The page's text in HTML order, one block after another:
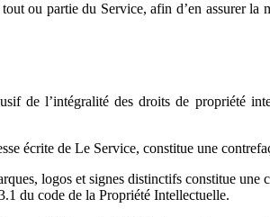
ou partie du Service, afin d’en assurer la
de l’intégralité des droits de propriété
écrite de Le Service, constitue une
logos et signes distinctifs constitue une
du code de la Propriété Intellectuelle.